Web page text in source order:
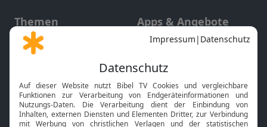
Themen
Gott und Bibel erklärt
Neuigkeiten
Apps & Angebote
Mobile App
Smart TV
HbbTV
Bibelthek Online-Bibel